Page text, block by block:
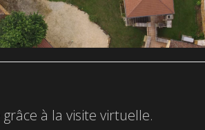
à la visite virtuelle.